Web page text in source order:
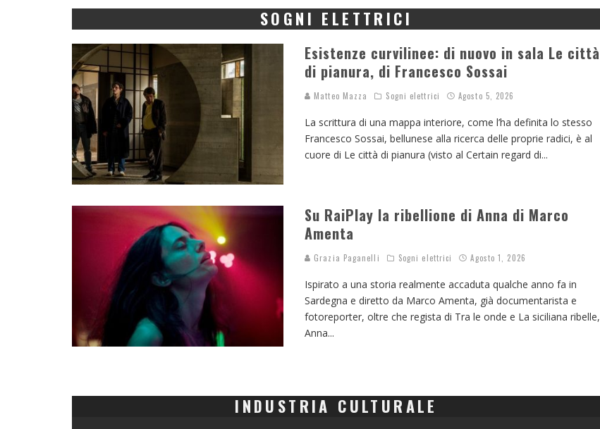
SOGNI ELETTRICI
Esistenze curvilinee: di nuovo in sala Le città
di pianura, di Francesco Sossai
Matteo Mazza Sogni elettrici Agosto 5, 2026
La scrittura di una mappa interiore, come l’ha definita lo stesso
Francesco Sossai, bellunese alla ricerca delle proprie radici, è al
cuore di Le città di pianura (visto al Certain regard di...
Su RaiPlay la ribellione di Anna di Marco
Amenta
Grazia Paganelli Sogni elettrici Agosto 1, 2026
Ispirato a una storia realmente accaduta qualche anno fa in
Sardegna e diretto da Marco Amenta, già documentarista e
fotoreporter, oltre che regista di Tra le onde e La siciliana ribelle,
Anna...
INDUSTRIA CULTURALE